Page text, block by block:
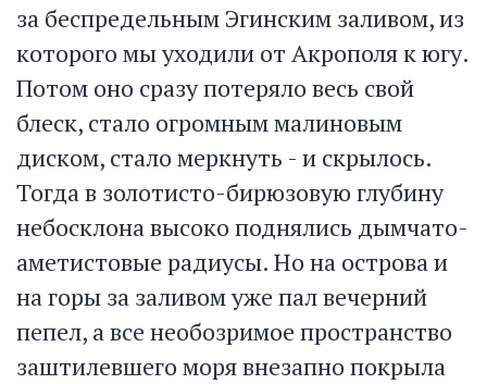
за беспредельным Эгинским заливом, из
которого мы уходили от Акрополя к югу.
Потом оно сразу потеряло весь свой
блеск, стало огромным малиновым
диском, стало меркнуть - и скрылось.
Тогда в золотисто-бирюзовую глубину
небосклона высоко поднялись дымчато-
аметистовые радиусы. Но на острова и
на горы за заливом уже пал вечерний
пепел, а все необозримое пространство
заштилевшего моря внезапно покрыла